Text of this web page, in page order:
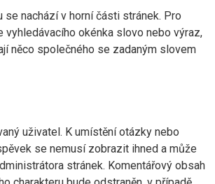
nachází v horní části stránek. Pro
okénka slovo nebo výraz,
něco společného se zadaným slovem
uživatel. K umístění otázky nebo
se nemusí zobrazit ihned a může
stránek. Komentářový obsah